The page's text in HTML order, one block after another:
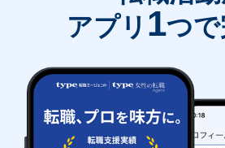
アプリ 1つで